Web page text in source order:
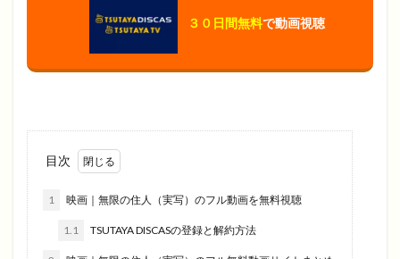
３０日間無料で動画視聴
目次
1 映画｜無限の住人（実写）のフル動画を無料視聴
1.1 TSUTAYA DISCASの登録と解約方法